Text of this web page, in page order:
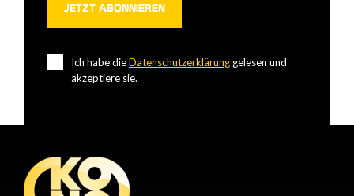
Ich habe dieDatenschutzerklärung gelesen und
akzeptiere sie.